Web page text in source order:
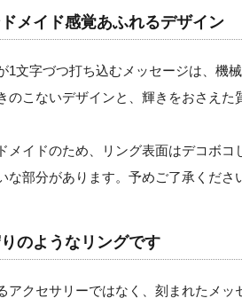
メイド感覚あふれるデザイン
1文字づつ打ち込むメッセージは、機
のこないデザインと、輝きをおさえた
メイドのため、リング表面はデコボ
な部分があります。予めご了承くださ
のようなリングです
アクセサリーではなく、刻まれたメ